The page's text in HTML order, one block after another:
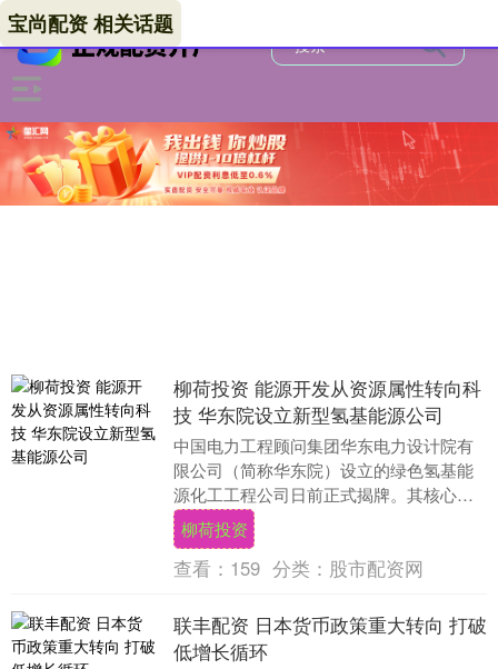
宝尚配资 相关话题
柳荷投资 能源开发从资源属性转向科
技 华东院设立新型氢基能源公司
中国电力工程顾问集团华东电力设计院有
限公司（简称华东院）设立的绿色氢基能
源化工工程公司日前正式揭牌。其核心团
队源自华东院绿色氢氨醇油科研专班，该
专班长期致力于生....
柳荷投资
查看： 159 分类： 股市配资网
联丰配资 日本货币政策重大转向 打破
低增长循环